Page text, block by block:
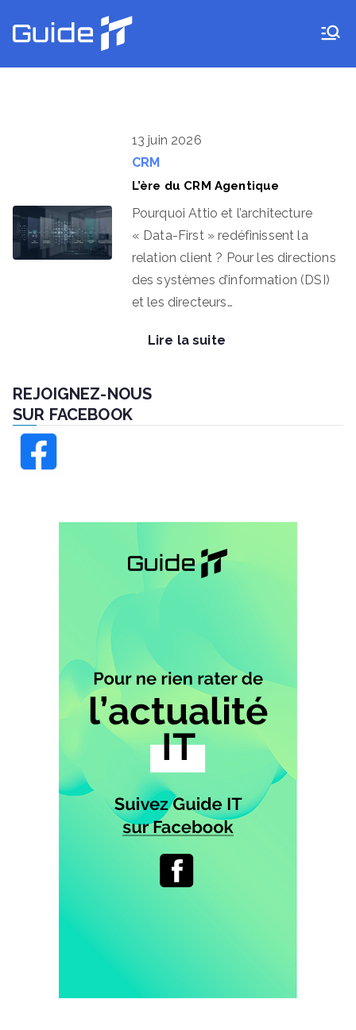
au
13 juin 2026
CRM
L’ère du CRM Agentique
Pourquoi Attio et l’architecture
« Data-First » redéfinissent la
relation client ? Pour les directions
des systèmes d’information (DSI)
et les directeurs…
Lire la suite
REJOIGNEZ-NOUS
SUR FACEBOOK